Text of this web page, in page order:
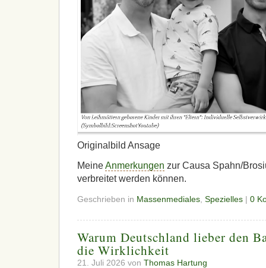
Originalbild Ansage
MeineAnmerkungen zur Causa Spahn/
verbreitet werden können.
Geschrieben in Massenmediales Spezielles | 0
Warum Deutschland lieber den
die Wirklichkeit
21. Juli 2026 von Thomas Hartung